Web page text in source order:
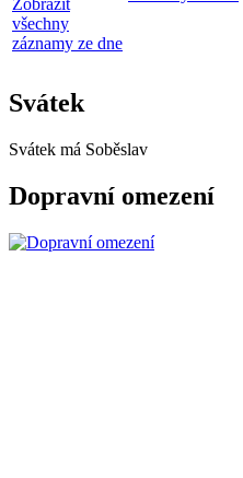
Zobrazit
všechny
záznamy ze dne
Svátek
Svátek má Soběslav
Dopravní omezení